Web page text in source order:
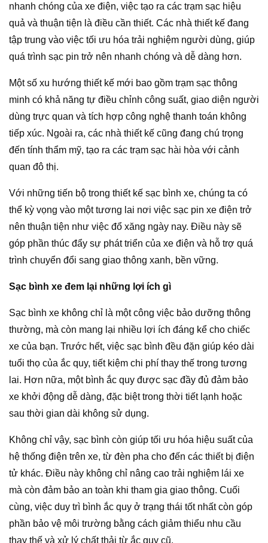
nhanh chóng của xe điện, việc tạo ra các trạm sạc hiệu
quả và thuận tiện là điều cần thiết. Các nhà thiết kế đang
tập trung vào việc tối ưu hóa trải nghiệm người dùng, giúp
quá trình sạc pin trở nên nhanh chóng và dễ dàng hơn.
Một số xu hướng thiết kế mới bao gồm trạm sạc thông
minh có khả năng tự điều chỉnh công suất, giao diện người
dùng trực quan và tích hợp công nghệ thanh toán không
tiếp xúc. Ngoài ra, các nhà thiết kế cũng đang chú trọng
đến tính thẩm mỹ, tạo ra các trạm sạc hài hòa với cảnh
quan đô thị.
Với những tiến bộ trong thiết kế sạc bình xe, chúng ta có
thể kỳ vọng vào một tương lai nơi việc sạc pin xe điện trở
nên thuận tiện như việc đổ xăng ngày nay. Điều này sẽ
góp phần thúc đẩy sự phát triển của xe điện và hỗ trợ quá
trình chuyển đổi sang giao thông xanh, bền vững.
Sạc bình xe đem lại những lợi ích gì
Sạc bình xe không chỉ là một công việc bảo dưỡng thông
thường, mà còn mang lại nhiều lợi ích đáng kể cho chiếc
xe của bạn. Trước hết, việc sạc bình đều đặn giúp kéo dài
tuổi thọ của ắc quy, tiết kiệm chi phí thay thế trong tương
lai. Hơn nữa, một bình ắc quy được sạc đầy đủ đảm bảo
xe khởi động dễ dàng, đặc biệt trong thời tiết lạnh hoặc
sau thời gian dài không sử dụng.
Không chỉ vậy, sạc bình còn giúp tối ưu hóa hiệu suất của
hệ thống điện trên xe, từ đèn pha cho đến các thiết bị điện
tử khác. Điều này không chỉ nâng cao trải nghiệm lái xe
mà còn đảm bảo an toàn khi tham gia giao thông. Cuối
cùng, việc duy trì bình ắc quy ở trạng thái tốt nhất còn góp
phần bảo vệ môi trường bằng cách giảm thiểu nhu cầu
thay thế và xử lý chất thải từ ắc quy cũ.